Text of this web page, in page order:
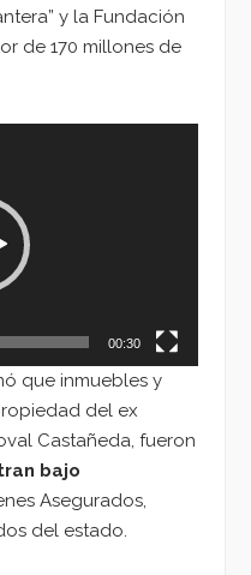
y la Fundación
de 170 millones de
00:30
que inmuebles y
del ex
Castañeda, fueron
bajo
Asegurados,
del estado.